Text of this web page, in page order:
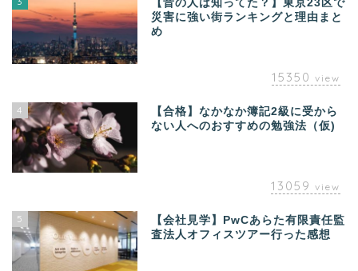
【昔の人は知ってた？】東京23区で
災害に強い街ランキングと理由まと
め
15350 view
4
【合格】なかなか簿記2級に受から
ない人へのおすすめの勉強法（仮)
13059 view
5
【会社見学】PwCあらた有限責任監
査法人オフィスツアー行った感想